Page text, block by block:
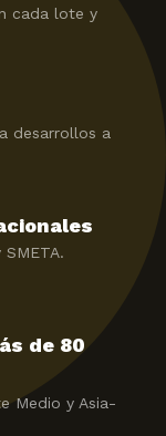
cada lote y
desarrollos a
SMETA.
de 80
Medio y Asia-